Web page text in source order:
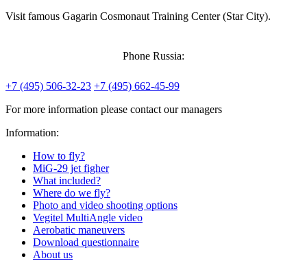
Visit famous Gagarin Cosmonaut Training Center (Star City).
Phone Russia:
+7 (495) 506-32-23 +7 (495) 662-45-99
For more information please contact our managers
Information:
How to fly?
MiG-29 jet figher
What included?
Where do we fly?
Photo and video shooting options
Vegitel MultiAngle video
Aerobatic maneuvers
Download questionnaire
About us